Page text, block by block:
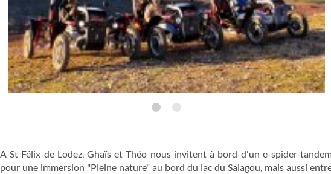
A St Félix de Lodez, Ghaïs et Théo nous invitent à bord d'un e-spider
pour une immersion "Pleine nature" au bord du lac du Salagou, mais aussi